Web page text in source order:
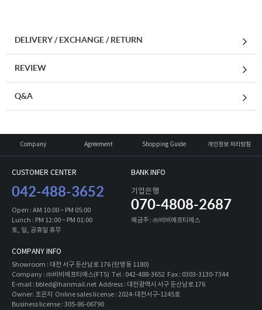
DELIVERY / EXCHANGE / RETURN
REVIEW
Q&A
Company Agreement Shopping Guide 개인정보 처리방침
CUSTOMER CENTER
042-488-3652
Open : AM 10:00 ~ PM 05:00
Lunch : PM 12:00 ~ PM 01:00
토, 일, 공휴일 휴무
BANK INFO
기업은행
070-4808-2687
예금주 : ㈜비비에프티에스
COMPANY INFO
Showroom : 대전 서구 둔산남로 176 (탄방동 1180)
Company : ㈜비비에프티에스(FTS) Tel : 042-488-3652 Fax : 0303-3130-7344
E-mail : bbled@hanmail.net Address : 대전광역시 서구 둔산남로 176
Owner: 조은지 Online sales license : 2024-대전서구-1245호
Business license : 305-86-06790